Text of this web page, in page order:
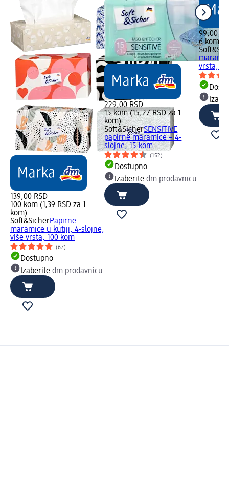
139,00 RSD
100 kom (1,39 RSD za 1
kom)
Soft&SicherPapirne
maramice u kutiji, 4-slojne,
više vrsta, 100 kom
(67)
Dostupno
Izaberite dm prodavnicu
229,00 RSD
15 kom (15,27 RSD za 1
kom)
Soft&SicherSENSITIVE
papirne maramice – 4-
slojne, 15 kom
(152)
Dostupno
Izaberitedm prodavnicu
99,00
6 kom
vrsta, 6